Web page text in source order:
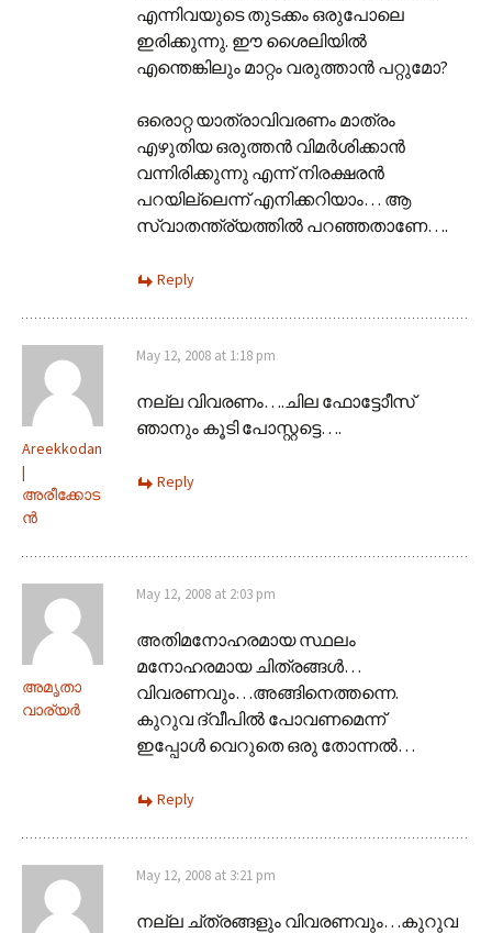
എന്നിവയുടെ തുടക്കം ഒരുപോലെ
ഇരിക്കുന്നു. ഈ ശൈലിയില്‍‍
എന്തെങ്കിലും മാറ്റം വരുത്താന്‍ പറ്റുമോ?
ഒരൊറ്റ യാത്രാവിവരണം മാത്രം
എഴുതിയ ഒരുത്തന്‍ വിമര്‍ശിക്കാന്‍
വന്നിരിക്കുന്നു എന്ന് നിരക്ഷരന്‍
പറയില്ലെന്ന് എനിക്കറിയാം… ആ
സ്വാതന്ത്ര്യത്തില്‍ പറഞ്ഞതാണേ….
Reply
Areekkodan
|
അരീക്കോട
ന്‍
May 12, 2008 at 1:18 pm
നല്ല വിവരണം….ചില ഫോട്ടോീസ്‌
ഞാനും കൂടി പോസ്റ്റട്ടെ….
Reply
അമൃതാ
വാര്യര്‍
May 12, 2008 at 2:03 pm
അതിമനോഹരമായ സ്ഥലം
മനോഹരമായ ചിത്രങ്ങള്‍…
വിവരണവും…അങ്ങിനെത്തന്നെ.
കുറുവ ദ്വീപില്‍ പോവണമെന്ന്‌
ഇപ്പോള്‍ വെറുതെ ഒരു തോന്നല്‍…
Reply
May 12, 2008 at 3:21 pm
നല്ല ച്ത്രങ്ങളും വിവരണവും…കുറുവ